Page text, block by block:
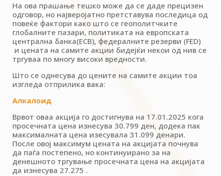
На ова прашање тешко може да се даде прецизен
одговор, но најверојатно претставува последица од
повеќе фактори како што се геополитчките
глобалните пазари, политиката на европската
централна банка(ECB), федералните резерви (FED)
и цената на самите акции бидејќи некои од нив се
тргуваа по многу високи вредности.
Што се однесува до цените на самите акции тоа
изгледа отприлика вака:
Алкалоид
Врвот оваа акција го достигнува на 17.01.2025 кога
просечната цена изнесува 30.799 ден, додека пак
максималната цена изесувала 31.099 денари.
После овој максимум цената на акцијата почнува
да паѓа постепено, но континуирано за на
денешното тргување просечната цена на акцијата
да изнесува 27.275 .